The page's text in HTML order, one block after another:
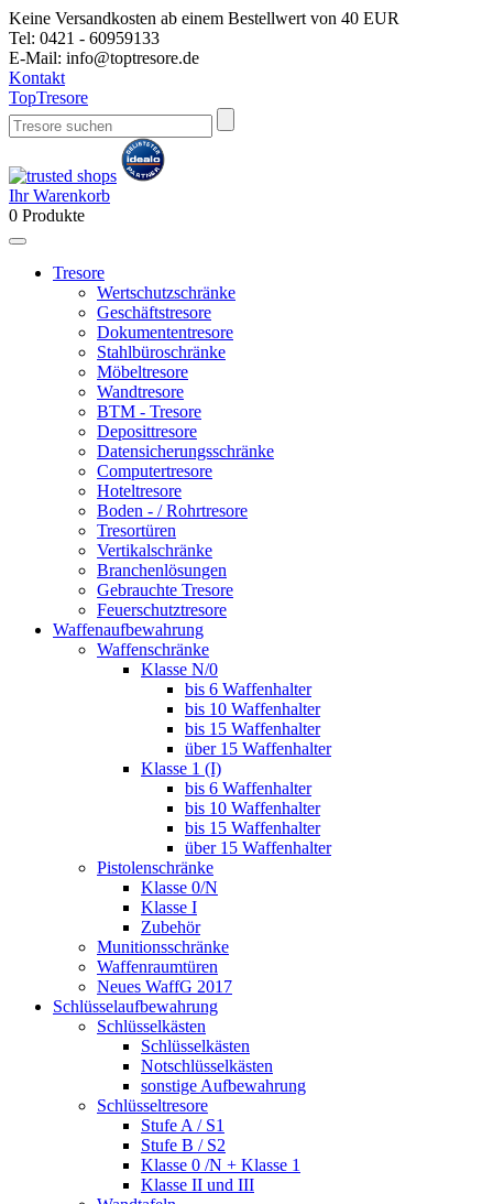
Keine Versandkosten ab einem Bestellwert von 40 EUR
Tel: 0421 - 60959133
E-Mail: info@toptresore.de
Kontakt
TopTresore
Ihr Warenkorb
0 Produkte
Tresore
Wertschutzschränke
Geschäftstresore
Dokumententresore
Stahlbüroschränke
Möbeltresore
Wandtresore
BTM - Tresore
Deposittresore
Datensicherungsschränke
Computertresore
Hoteltresore
Boden - / Rohrtresore
Tresortüren
Vertikalschränke
Branchenlösungen
Gebrauchte Tresore
Feuerschutztresore
Waffenaufbewahrung
Waffenschränke
Klasse N/0
bis 6 Waffenhalter
bis 10 Waffenhalter
bis 15 Waffenhalter
über 15 Waffenhalter
Klasse 1 (I)
bis 6 Waffenhalter
bis 10 Waffenhalter
bis 15 Waffenhalter
über 15 Waffenhalter
Pistolenschränke
Klasse 0/N
Klasse I
Zubehör
Munitionsschränke
Waffenraumtüren
Neues WaffG 2017
Schlüsselaufbewahrung
Schlüsselkästen
Schlüsselkästen
Notschlüsselkästen
sonstige Aufbewahrung
Schlüsseltresore
Stufe A / S1
Stufe B / S2
Klasse 0 /N + Klasse 1
Klasse II und III